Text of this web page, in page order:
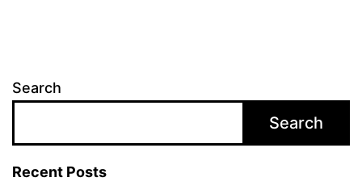
Search
Search
Recent Posts